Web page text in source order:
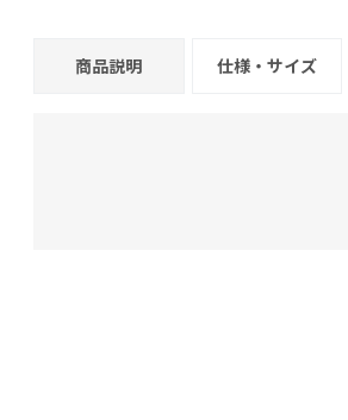
商品説明 仕様・サイズ